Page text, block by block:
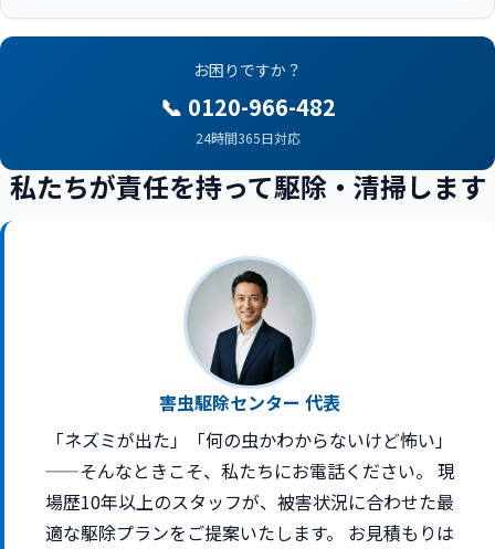
お困りですか？
📞 0120-966-482
24時間365日対応
私たちが責任を持って駆除・清掃します
害虫駆除センター 代表
「ネズミが出た」「何の虫かわからないけど怖い」
——そんなときこそ、私たちにお電話ください。 現
場歴10年以上のスタッフが、被害状況に合わせた最
適な駆除プランをご提案いたします。 お見積もりは